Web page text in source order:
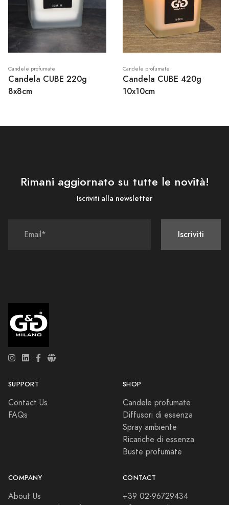
Candele profumate
Candela CUBE 220g
8x8cm
Candele profumate
Candela CUBE 420g
10x10cm
Rimani aggiornato su tutte le novità!
Iscriviti alla newsletter
Iscriviti
SUPPORT
Contact Us
FAQs
SHOP
Candele profumate
Diffusori di essenza
Spray ambiente
Ricariche di essenza
Buste profumate
COMPANY
About Us
CONTACT
+39 02-96729434